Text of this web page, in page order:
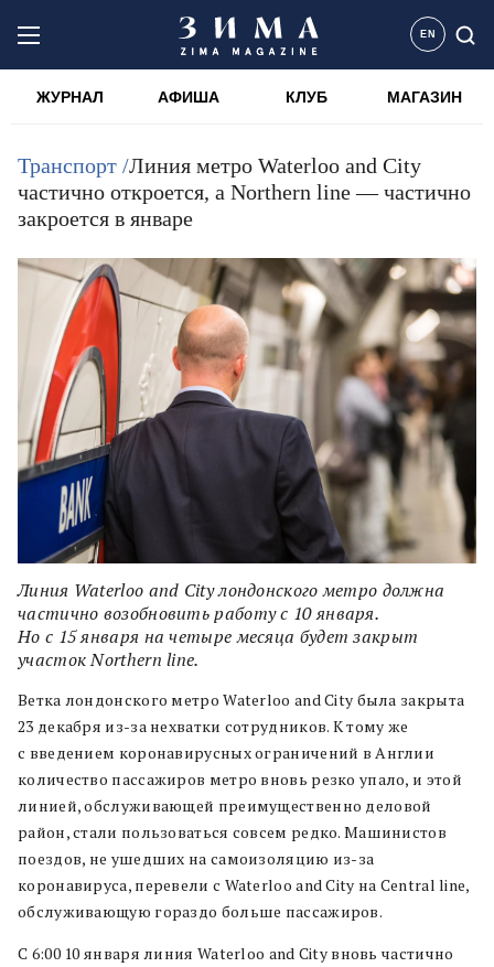
EN
ЖУРНАЛ АФИША КЛУБ МАГАЗИН
Транспорт /Линия метро Waterloo and City
частично откроется, а Northern line — частично
закроется в январе
Линия Waterloo and City лондонского метро должна
частично возобновить работу с 10 января.
Но с 15 января на четыре месяца будет закрыт
участок Northern line.
Ветка лондонского метро Waterloo and City была закрыта
23 декабря из-за нехватки сотрудников. К тому же
с введением коронавирусных ограничений в Англии
количество пассажиров метро вновь резко упало, и этой
линией, обслуживающей преимущественно деловой
район, стали пользоваться совсем редко. Машинистов
поездов, не ушедших на самоизоляцию из-за
коронавируса, перевели с Waterloo and City на Central line,
обслуживающую гораздо больше пассажиров.
С 6:00 10 января линия Waterloo and City вновь частично